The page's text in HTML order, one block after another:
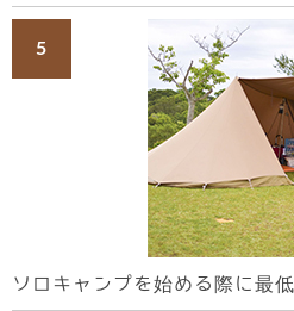
ソロキャンプを始める際に最